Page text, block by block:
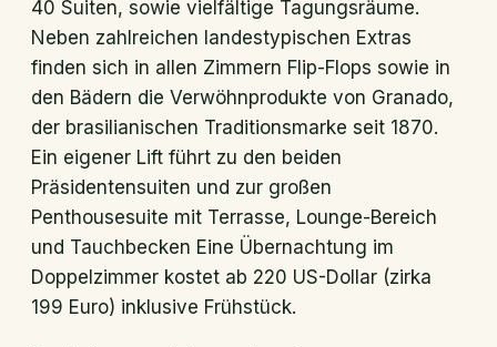
40 Suiten, sowie vielfältige Tagungsräume.
Neben zahlreichen landestypischen Extras
finden sich in allen Zimmern Flip-Flops sowie in
den Bädern die Verwöhnprodukte von Granado,
der brasilianischen Traditionsmarke seit 1870.
Ein eigener Lift führt zu den beiden
Präsidentensuiten und zur großen
Penthousesuite mit Terrasse, Lounge-Bereich
und Tauchbecken Eine Übernachtung im
Doppelzimmer kostet ab 220 US-Dollar (zirka
199 Euro) inklusive Frühstück.